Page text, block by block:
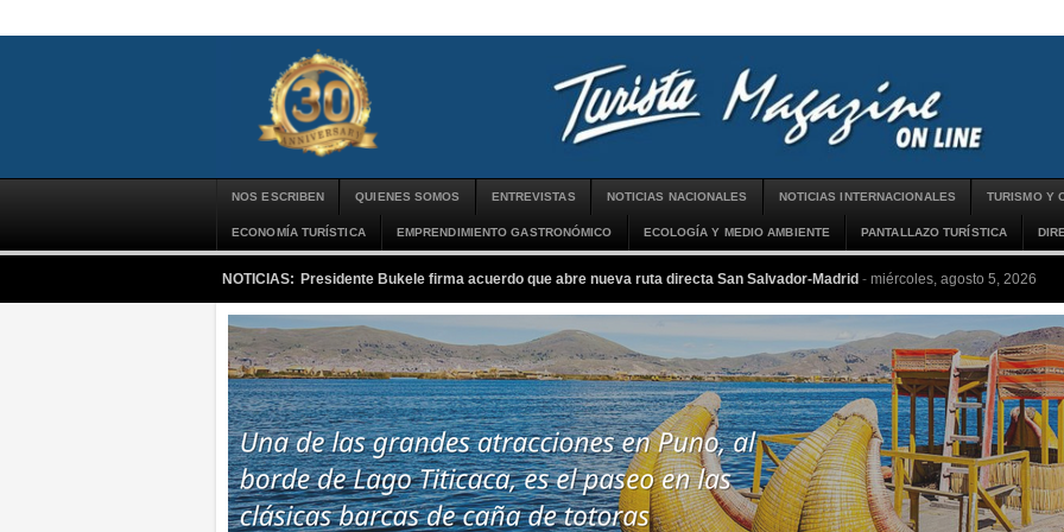
NOS ESCRIBEN QUIENES SOMOS ENTREVISTAS NOTICIAS NACIONALES NOTICIAS INTERNACIONALES TURISMO Y
ECONOMÍA TURÍSTICA EMPRENDIMIENTO GASTRONÓMICO ECOLOGÍA Y MEDIO AMBIENTE PANTALLAZO TURÍSTICA
NOTICIAS: Presidente Bukele firma acuerdo que abre nueva ruta directa San Salvador-Madrid - miércoles, agosto 5, 2026